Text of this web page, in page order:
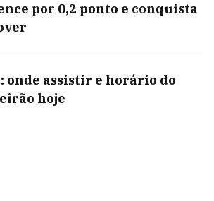
por 0,2 ponto e conquista
onde assistir e horário do
hoje